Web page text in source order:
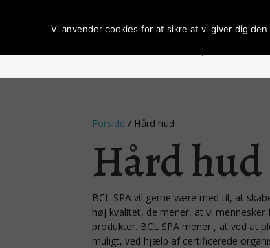
Forside / Hård hud
Hård hud
BCL SPA vil gerne være med til, at
høj kvalitet, de mener, at vi
produkter. BCL SPA mener , at ved at
muligt, ved hjælp af certificerede
Vi anvender cookies for at sikre at vi giver dig